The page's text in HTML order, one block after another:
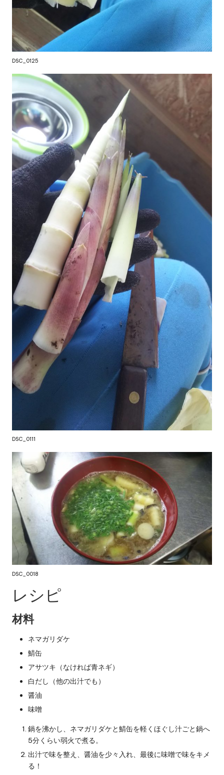
DSC_0125
DSC_0111
DSC_0018
レシピ
材料
ネマガリダケ
鯖缶
アサツキ（なければ青ネギ）
白だし（他の出汁でも）
醤油
味噌
鍋を沸かし、ネマガリダケと鯖缶を軽くほぐし汁ごと鍋へ
5分くらい弱火で煮る。
出汁で味を整え、醤油を少々入れ、最後に味噌で味をキメ
る！